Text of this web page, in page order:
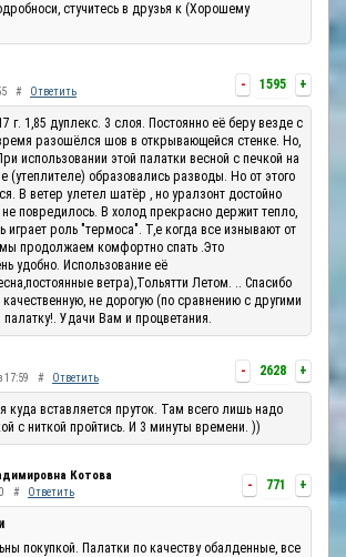
стучитесь в друзья к (Хорошему
- 1595 +
# Ответить
г. 1,85 дуплекс. 3 слоя. Постоянно её беру везде с
разошёлся шов в открывающейся стенке. Но,
использовании этой палатки весной с печкой на
(утеплителе) образовались разводы. Но от этого
В ветер улетел шатёр , но уралзонт достойно
не повредилось. В холод прекрасно держит тепло,
играет роль "термоса". Т,е когда все изнывают от
мы продолжаем комфортно спать .Это
удобно. Использование её
ветра),Тольятти Летом. .. Спасибо
не дорогую (по сравнению с другими
Удачи Вам и процветания.
- 2628 +
17:59 # Ответить
куда вставляется пруток. Там всего лишь надо
с ниткой пройтись. И 3 минуты времени. ))
- 771 +
Котова
# Ответить
покупкой. Палатки по качеству обалденные, все